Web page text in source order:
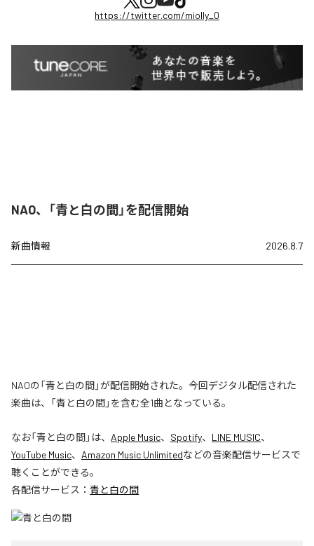
https://twitter.com/miolly_0
NAO、「青と白の間」を配信開始
新曲情報 2026.8.7
NAOの「青と白の間」が配信開始された。今回デジタル配信された
楽曲は、「青と白の間」を含む全1曲となっている。
なお「青と白の間」は、 Apple Music、 Spotify、 LINE MUSIC、
YouTube Music、 Amazon Music Unlimitedなどの音楽配信サービスで
聴くことができる。
各配信サービス： 青と白の間